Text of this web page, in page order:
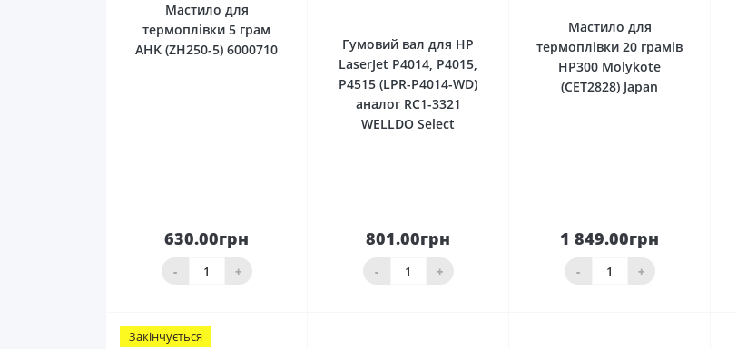
Мастило для
термоплівки 5 грам
AHK (ZH250-5) 6000710
630.00грн
- +
До кошика
Гумовий вал для HP
LaserJet P4014, P4015,
P4515 (LPR-P4014-WD)
аналог RC1-3321
WELLDO Select
801.00грн
- +
До кошика
Мастило для
термоплівки 20 грамів
HP300 Molykote
(CET2828) Japan
1 849.00грн
- +
До кошика
Закінчується